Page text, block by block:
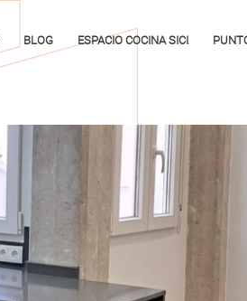
BLOG ESPACIO COCINA SICI